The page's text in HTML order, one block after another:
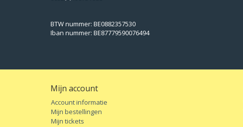
BTW nummer: BE0882357530
Iban nummer: BE87779590076494
Mijn account
Account informatie
Mijn bestellingen
Mijn tickets